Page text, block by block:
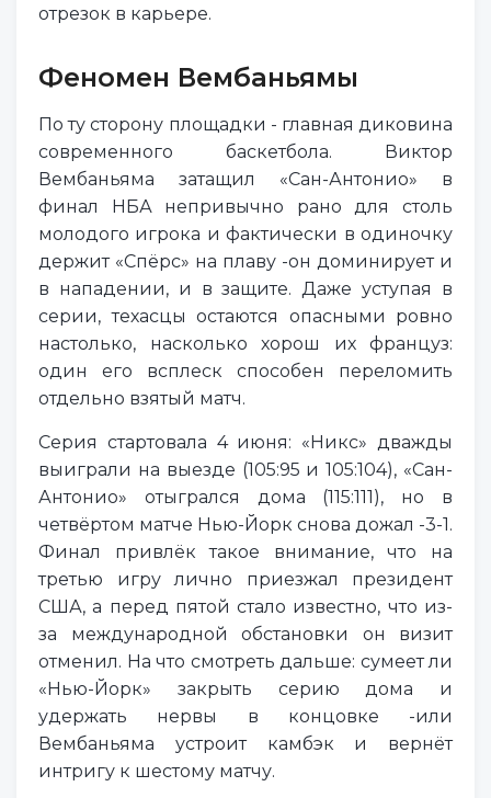
отрезок в карьере.
Феномен Вембаньямы
По ту сторону площадки - главная диковина
современного баскетбола. Виктор
Вембаньяма затащил «Сан-Антонио» в
финал НБА непривычно рано для столь
молодого игрока и фактически в одиночку
держит «Спёрс» на плаву -он доминирует и
в нападении, и в защите. Даже уступая в
серии, техасцы остаются опасными ровно
настолько, насколько хорош их француз:
один его всплеск способен переломить
отдельно взятый матч.
Серия стартовала 4 июня: «Никс» дважды
выиграли на выезде (105:95 и 105:104), «Сан-
Антонио» отыгрался дома (115:111), но в
четвёртом матче Нью-Йорк снова дожал -3-1.
Финал привлёк такое внимание, что на
третью игру лично приезжал президент
США, а перед пятой стало известно, что из-
за международной обстановки он визит
отменил. На что смотреть дальше: сумеет ли
«Нью-Йорк» закрыть серию дома и
удержать нервы в концовке -или
Вембаньяма устроит камбэк и вернёт
интригу к шестому матчу.